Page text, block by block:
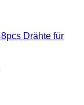
Drähte für